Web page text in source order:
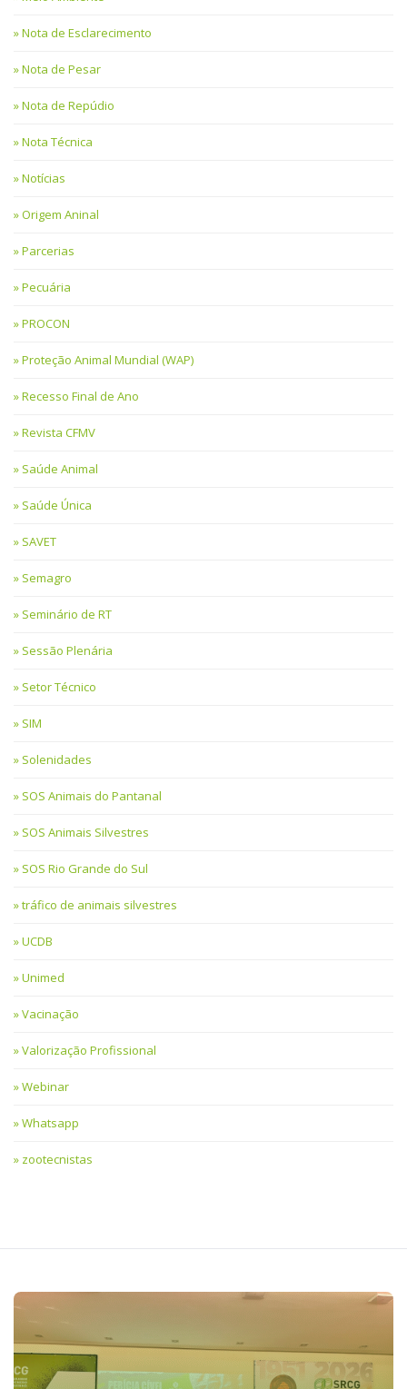
Nota de Esclarecimento
Nota de Pesar
Nota de Repúdio
Nota Técnica
Notícias
Origem Aninal
Parcerias
Pecuária
PROCON
Proteção Animal Mundial (WAP)
Recesso Final de Ano
Revista CFMV
Saúde Animal
Saúde Única
SAVET
Semagro
Seminário de RT
Sessão Plenária
Setor Técnico
SIM
Solenidades
SOS Animais do Pantanal
SOS Animais Silvestres
SOS Rio Grande do Sul
tráfico de animais silvestres
UCDB
Unimed
Vacinação
Valorização Profissional
Webinar
Whatsapp
zootecnistas